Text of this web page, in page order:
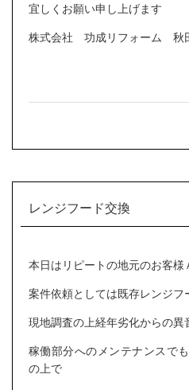
宜しくお願い申し上げます
株式会社 功成リフォーム
レンジフード交換
本日はリピートの地元のお客様
案件依頼としては既存レンジフ
現地調査の上経年劣化からの異
稼働部分へのメンテナンスで
の上で